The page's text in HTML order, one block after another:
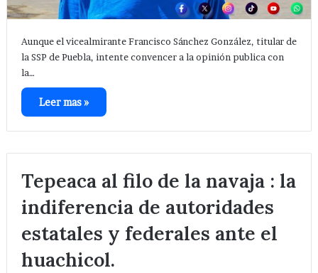
Aunque el vicealmirante Francisco Sánchez González, titular de
la SSP de Puebla, intente convencer a la opinión publica con
la…
Leer mas »
Tepeaca al filo de la navaja : la
indiferencia de autoridades
estatales y federales ante el
huachicol.